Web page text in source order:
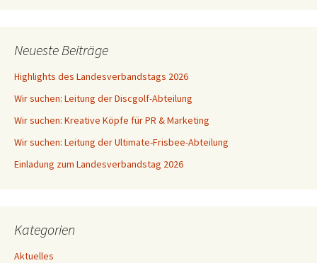
Neueste Beiträge
Highlights des Landesverbandstags 2026
Wir suchen: Leitung der Discgolf-Abteilung
Wir suchen: Kreative Köpfe für PR & Marketing
Wir suchen: Leitung der Ultimate-Frisbee-Abteilung
Einladung zum Landesverbandstag 2026
Kategorien
Aktuelles